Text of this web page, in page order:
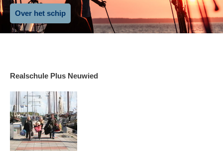
Over het schip
Realschule Plus Neuwied